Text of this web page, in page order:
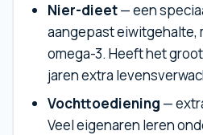
Nier-dieet— een
aangepast eiwitgehalte,
omega-3. Heeft het
jaren extra
Vochttoediening —
Veel eigenaren leren